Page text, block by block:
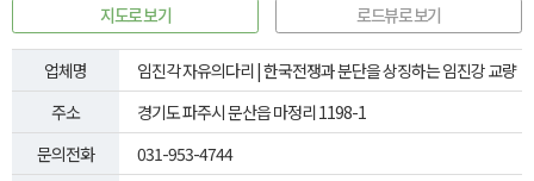
지도로 보기 로드뷰로 보기
업체명
임진각 자유의다리 | 한국전쟁과 분단을 상징하는 임진강 교량
주소
경기도 파주시 문산읍 마정리 1198-1
문의전화
031-953-4744